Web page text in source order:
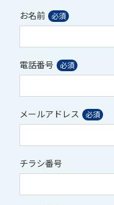
お名前
電話番号
メールアドレス
チラシ番号